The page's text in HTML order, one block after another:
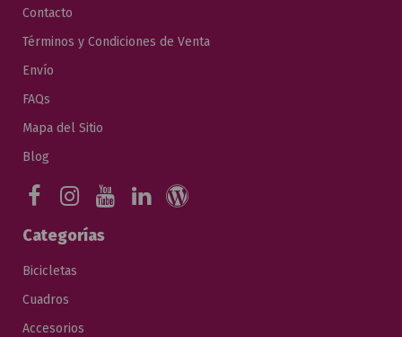
Contacto
Términos y Condiciones de Venta
Envío
FAQs
Mapa del Sitio
Blog
Categorías
Bicicletas
Cuadros
Accesorios